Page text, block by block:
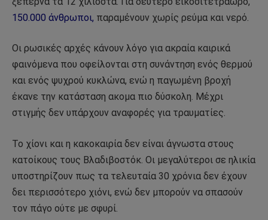
150.000 άνθρωποι, παραμένουν χωρίς ρεύμα και νερό.
Οι ρωσικές αρχές κάνουν λόγο για ακραία καιρικά
φαινόμενα που οφείλονται στη συνάντηση ενός θερμού
και ενός ψυχρού κυκλώνα, ενώ η παγωμένη βροχή
έκανε την κατάσταση ακομα πιο δύσκολη. Μέχρι
στιγμής δεν υπάρχουν αναφορές για τραυματίες.
Το χίονι και η κακοκαιρία δεν είναι άγνωστα στους
κατοίκους τους Βλαδιβοστόκ. Οι μεγαλύτεροι σε ηλικία
υποστηρίζουν πως τα τελευταία 30 χρόνια δεν έχουν
δει περισσότερο χιόνι, ενώ δεν μπορούν να σπασούν
τον πάγο ούτε με σφυρί.